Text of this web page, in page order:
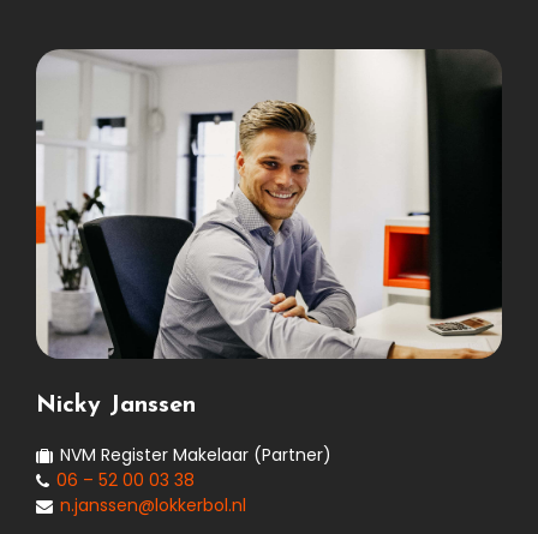
Nicky Janssen
NVM Register Makelaar (Partner)
06 – 52 00 03 38
n.janssen@lokkerbol.nl